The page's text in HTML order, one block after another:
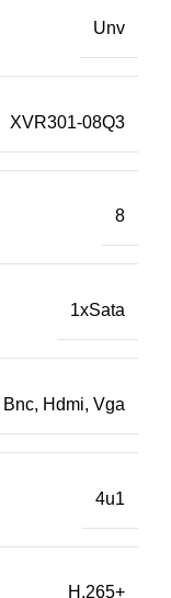
Unv
XVR301-08Q3
8
1xSata
Bnc, Hdmi, Vga
4u1
H.265+